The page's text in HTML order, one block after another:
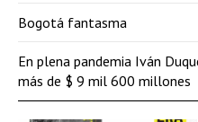
Bogotá fantasma
En plena pandemia Iván
más de $ 9 mil 600 millones